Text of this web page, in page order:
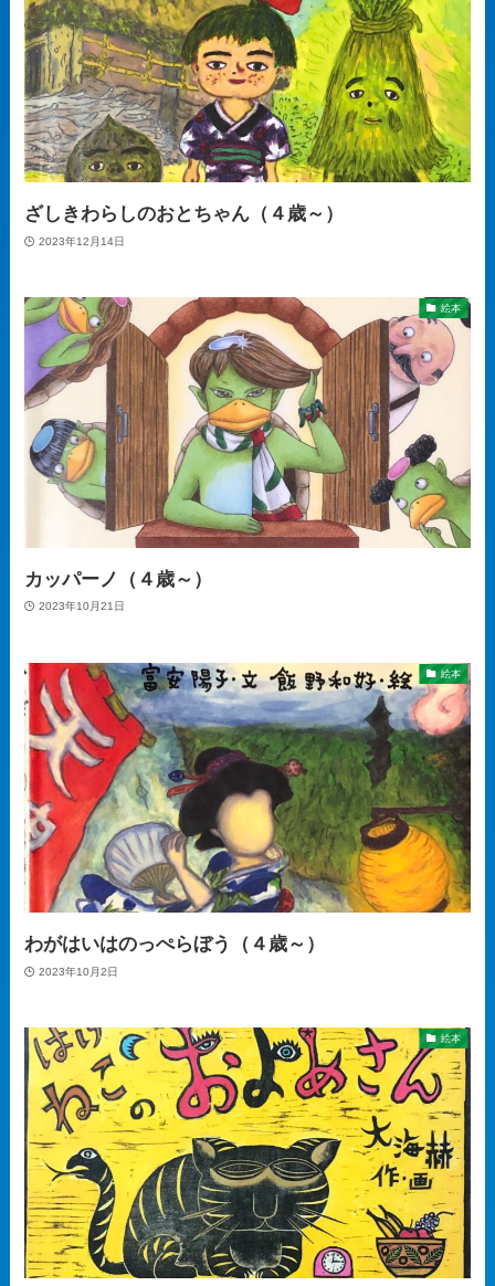
ざしきわらしのおとちゃん（４歳～）
2023年12月14日
絵本
カッパーノ（４歳～）
2023年10月21日
絵本
わがはいはのっぺらぼう（４歳～）
2023年10月2日
絵本